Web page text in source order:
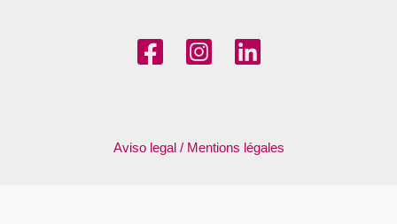
Aviso legal / Mentions légales